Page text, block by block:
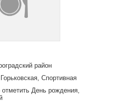
район
Спортивная
День рождения,